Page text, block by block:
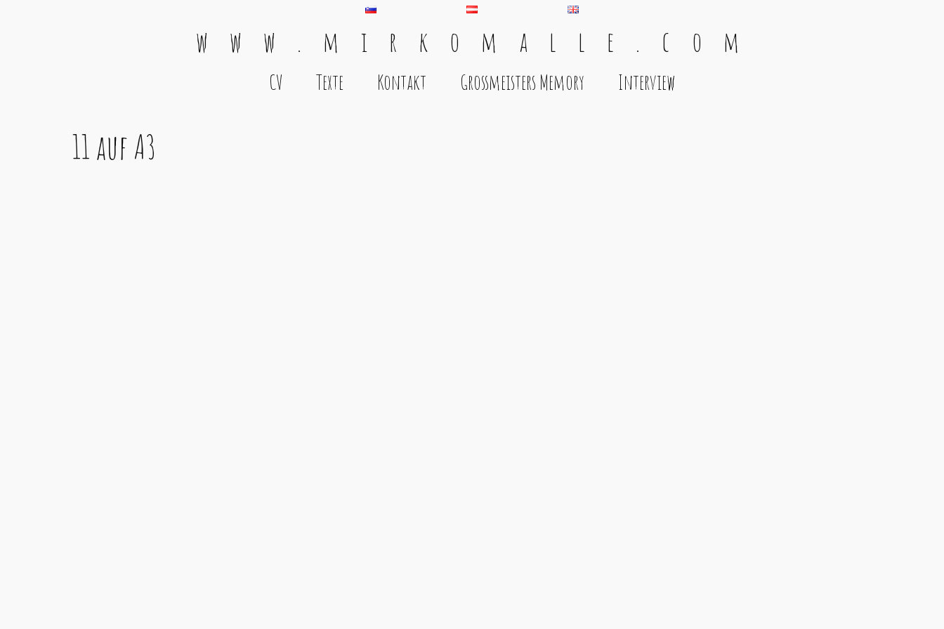
w w w . m i r k o m a l l e . c o m
CV Texte Kontakt Grossmeisters Memory Interview
11 auf A3